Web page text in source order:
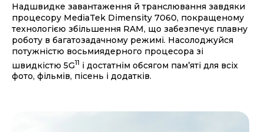
Надшвидке завантаження й транслювання завдяки
процесору MediaTek Dimensity 7060, покращеному
технологією збільшення RAM, що забезпечує плавну
роботу в багатозадачному режимі. Насолоджуйся
потужністю восьмиядерного процесора зі
швидкістю 5G11 і достатнім обсягом пам’яті для всіх
фото, фільмів, пісень і додатків.